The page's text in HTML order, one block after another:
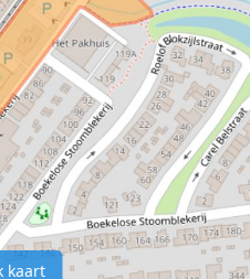
kaart